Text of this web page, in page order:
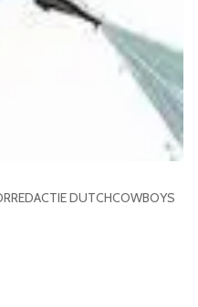
REDACTIE DUTCHCOWBOYS